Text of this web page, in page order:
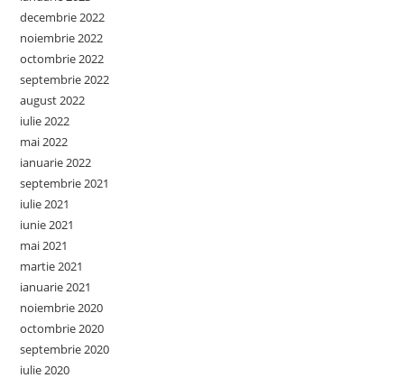
decembrie 2022
noiembrie 2022
octombrie 2022
septembrie 2022
august 2022
iulie 2022
mai 2022
ianuarie 2022
septembrie 2021
iulie 2021
iunie 2021
mai 2021
martie 2021
ianuarie 2021
noiembrie 2020
octombrie 2020
septembrie 2020
iulie 2020